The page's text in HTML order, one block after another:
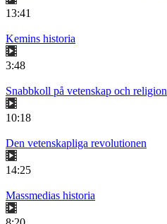
13:41
Kemins historia
3:48
Snabbkoll på vetenskap och religion
10:18
Den vetenskapliga revolutionen
14:25
Massmedias historia